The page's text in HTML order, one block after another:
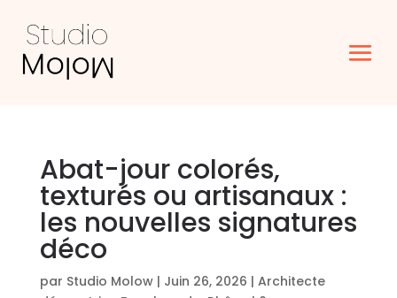
Abat-jour colorés,
texturés ou artisanaux :
les nouvelles signatures
déco
par Studio Molow| Juin 26, 2026 | Architecte